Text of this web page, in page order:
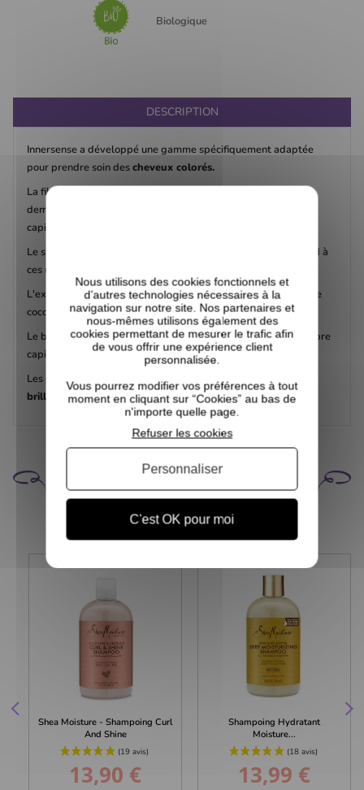
Biologique
DESCRIPTION
Innersense a développé une gamme spécifiquement adaptée
pour prendre soin descheveux colorés.
La fibre d'un cheveu coloré chimiquement est plus
demande une attention particulière en termes de routine
capillaire.
Le shampoing Color Awakening Hairbath d'Innersense répond à
ces multiples problématiques.
L'extrait de pépins de courgepréservevotre couleur, l'huile de
coco crue et purenourrit en profondeur.
Le beurre de karité et l'huile de rizréparent et protègent la fibre
capillaire.
Les extraits de mangue et de concombre apportent de la
brillanceans alourdir.
CELA POURRAIT VOUS
INTÉRESSER
Shea Moisture - Shampoing Curl
And Shine
Prix
13,90 €
Shampoing Hydratant
Moisture...
Prix
13,99 €
Nous utilisons des cookies fonctionnels et
d’autres technologies nécessaires à la
navigation sur notre site. Nos partenaires et
nous-mêmes utilisons également des
cookies permettant de mesurer le trafic afin
de vous offrir une expérience client
personnalisée.
Vous pourrez modifier vos préférences à tout
moment en cliquant sur “Cookies” au bas de
n'importe quelle page.
C'est OK pour moi
Refuser les cookies
Personnaliser